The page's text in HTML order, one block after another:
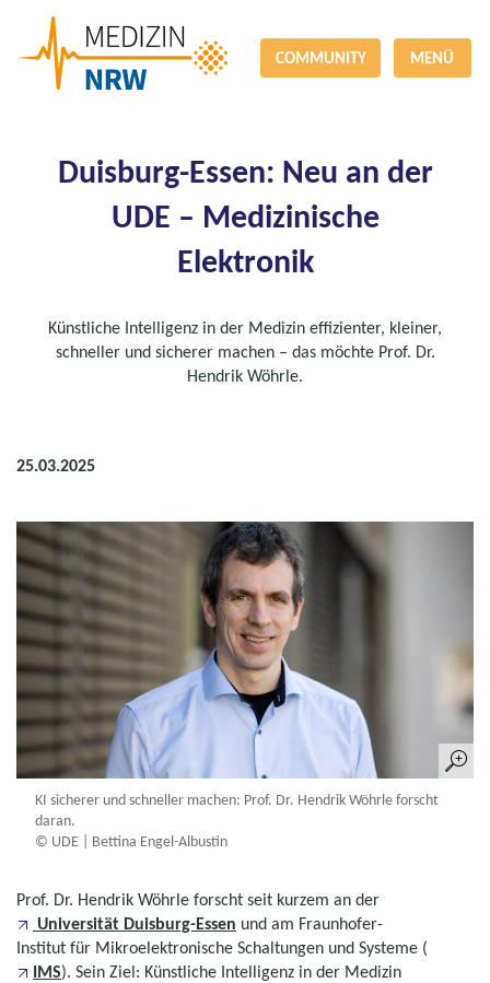
COMMUNITY MENÜ
Duisburg-Essen: Neu an der
UDE – Medizinische
Elektronik
Künstliche Intelligenz in der Medizin effizienter, kleiner,
schneller und sicherer machen – das möchte Prof. Dr.
Hendrik Wöhrle.
25.03.2025
KI sicherer und schneller machen: Prof. Dr. Hendrik Wöhrle forscht
daran.
© UDE | Bettina Engel-Albustin
Prof. Dr. Hendrik Wöhrle forscht seit kurzem an der
Universität Duisburg-Essen und am Fraunhofer-
Institut für Mikroelektronische Schaltungen und Systeme (
IMS). Sein Ziel: Künstliche Intelligenz in der Medizin